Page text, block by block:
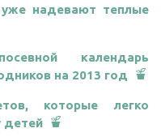
надевают теплые
календарь
на 2013 год
которые легко
детей